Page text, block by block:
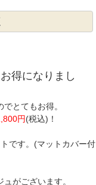
得になりまし
とてもお得。
円(税込)！
です。(マットカバー付
がございます。